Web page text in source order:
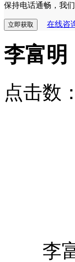
保持电话通畅，我
在线咨
李富明
点击数
李富